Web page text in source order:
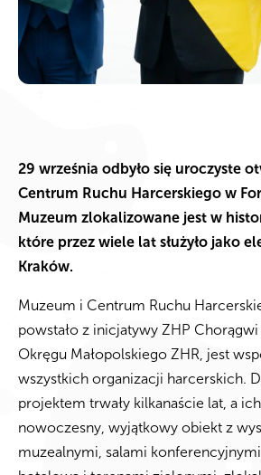
29 września odbyło się uroczyste
Centrum Ruchu Harcerskiego w
Muzeum zlokalizowane jest w
które przez wiele lat służyło jako
Kraków.
Muzeum i Centrum Ruchu
powstało z inicjatywy ZHP
Okręgu Małopolskiego ZHR, jest
wszystkich organizacji harcerskich.
projektem trwały kilkanaście lat, a
nowoczesny, wyjątkowy obiekt z
muzealnymi, salami